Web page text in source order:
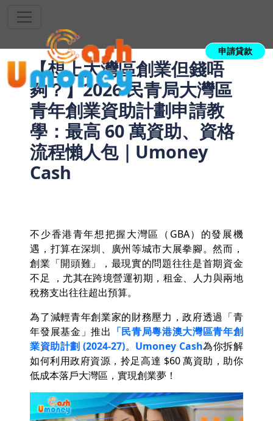
申請貸款
【想上大灣區創業但錢唔
夠？】2026 民青局大灣區
青年創業資助計劃申請教
學：最高 60 萬資助、資格
流程懶人包｜Umoney
Cash
不少香港青年想把握大灣區（GBA）的發展機
遇，打算在深圳、廣州等城市大展拳腳。然而，
創業「開頭難」，最現實的問題往往是首期資金
不足 ，尤其在跨境營運初期，租金、人力與兩地
稅務支出往往超出預算。
為了減輕青年創業家的財務壓力，政府透過「青
年發展基金」推出 「民青局粵港澳大灣區青年創
業資助計劃 (2024-27)。 Umoney Cash為你拆解
如何利用政府資源，拎足高達 $60 萬資助，助你
低成本落戶大灣區，實現創業夢！